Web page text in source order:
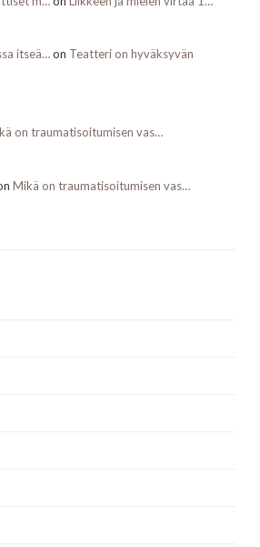
itseä…on Teatteri on hyväksyvän
on traumatisoitumisen vas…
Mikä on traumatisoitumisen vas…